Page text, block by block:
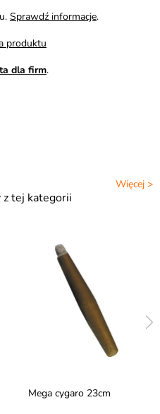
Sprawdź informacje.
produktu
dla firm.
Więcej >
z tej kategorii
Mega cygaro 23cm